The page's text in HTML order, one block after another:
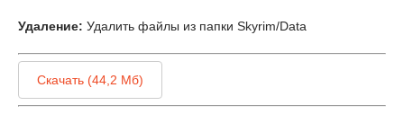
Удаление: Удалить файлы из папки Skyrim/Data
Скачать (44,2 Мб)